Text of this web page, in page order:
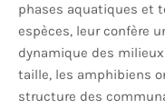
phases aquatiques et
espèces, leur confère
dynamique des
taille, les amphibiens
structure des